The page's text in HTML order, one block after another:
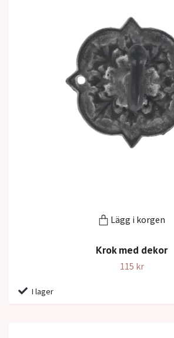
Lägg i korgen
Krok med dekor
115 kr
I lager